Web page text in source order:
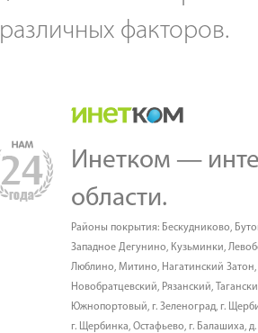
различных факторов.
Инетком —
области.
Районы покрытия: Бескудниково,
Западное Дегунино, Кузьминки,
Люблино, Митино, Нагатинский Затон,
Новобратцевский, Рязанский,
Южнопортовый, г. Зеленоград, г.
г. Щербинка, Остафьево, г. Балашиха,